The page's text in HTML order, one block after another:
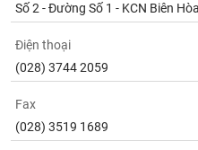
Số 2 - Đường Số 1 - KCN Biên
Điện thoại
(028) 3744 2059
Fax
(028) 3519 1689